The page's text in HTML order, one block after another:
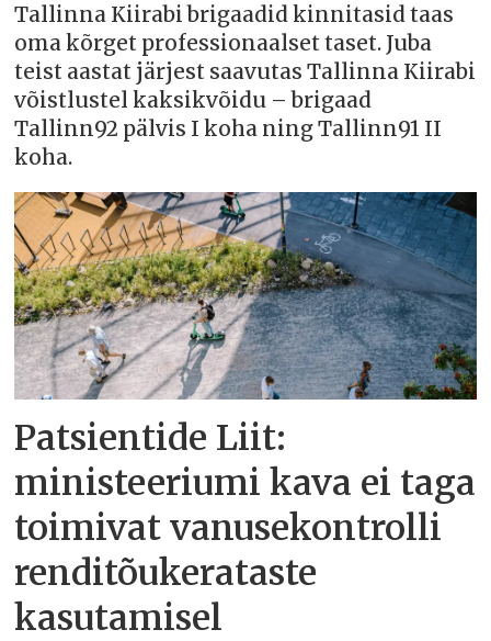
Tallinna Kiirabi brigaadid kinnitasid taas
oma kõrget professionaalset taset. Juba
teist aastat järjest saavutas Tallinna Kiirabi
võistlustel kaksikvõidu – brigaad
Tallinn92 pälvis I koha ning Tallinn91 II
koha.
Patsientide Liit:
ministeeriumi kava ei taga
toimivat vanusekontrolli
renditõukerataste
kasutamisel